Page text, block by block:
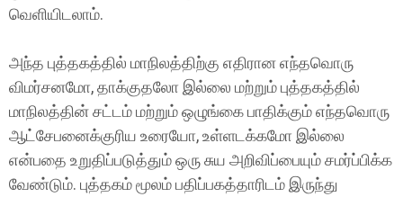
வெளியிடலாம்.
அந்த புத்தகத்தில் மாநிலத்திற்கு எதிரான எந்தவொரு
விமர்சனமோ, தாக்குதலோ இல்லை மற்றும் புத்தகத்தில்
மாநிலத்தின் சட்டம் மற்றும் ஒழுங்கை பாதிக்கும் எந்தவொரு
ஆட்சேபனைக்குரிய உரையோ, உள்ளடக்கமோ இல்லை
என்பதை உறுதிப்படுத்தும் ஒரு சுய அறிவிப்பையும் சமர்ப்பிக்க
வேண்டும். புத்தகம் மூலம் பதிப்பகத்தாரிடம் இருந்து